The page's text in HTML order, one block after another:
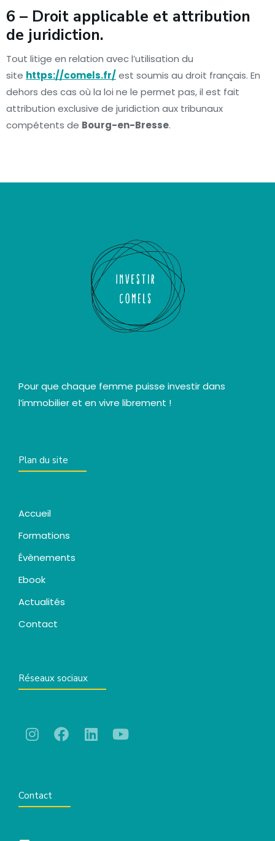
6 – Droit applicable et attribution
de juridiction.
Tout litige en relation avec l’utilisation du
site https://comels.fr/est soumis au droit français. En
dehors des cas où la loi ne le permet pas, il est fait
attribution exclusive de juridiction aux tribunaux
compétents de Bourg-en-Bresse.
Pour que chaque femme puisse investir dans
l’immobilier et en vivre librement !
Plan du site
Accueil
Formations
Évènements
Ebook
Actualités
Contact
Réseaux sociaux
Contact